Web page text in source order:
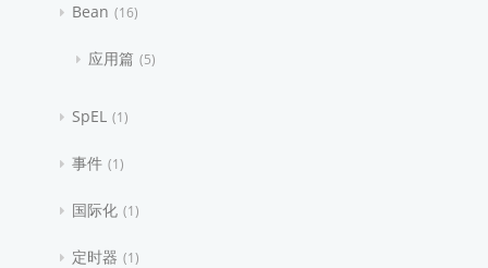
Bean 16
应用篇 5
SpEL 1
事件 1
国际化 1
定时器 1